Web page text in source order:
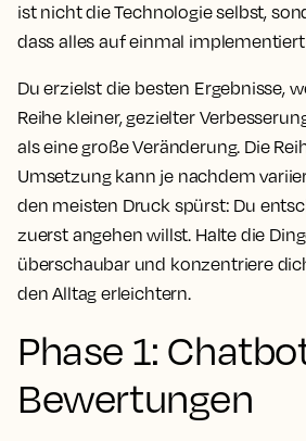
ist nicht die Technologie selbst,
dass alles auf einmal
Du erzielst die besten Ergebnisse,
Reihe kleiner, gezielter
als eine große Veränderung. Die
Umsetzung kann je nachdem
den meisten Druck spürst: Du
zuerst angehen willst. Halte die
überschaubar und konzentriere
den Alltag erleichtern.
Phase 1:
Bewertungen